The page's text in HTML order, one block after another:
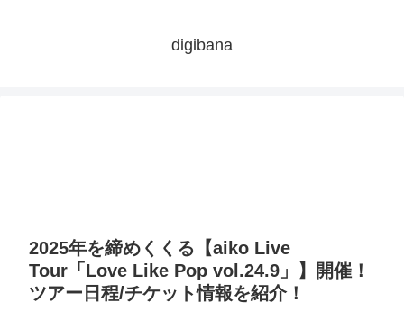
digibana
2025年を締めくくる【aiko Live
Tour「Love Like Pop vol.24.9」】開催！
ツアー日程/チケット情報を紹介！